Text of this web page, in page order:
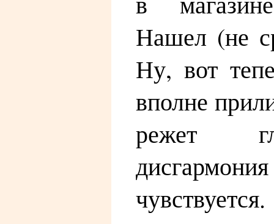
Нашел (не
Ну, вот
вполне
режет